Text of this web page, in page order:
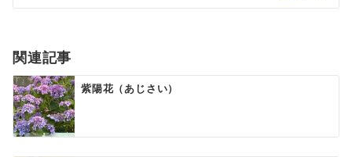
シ
ン
関連記事
紫陽花（あじさい）